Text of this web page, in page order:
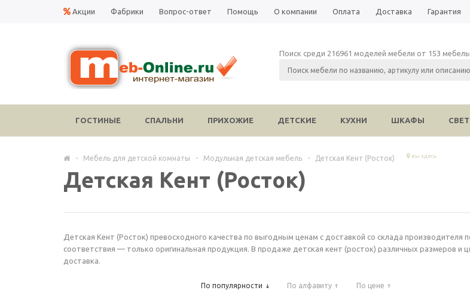
Акции Фабрики Вопрос-ответ Помощь О компании Оплата Доставка Гарантия
Поиск среди 216961 моделей мебели от 153
ГОСТИНЫЕ СПАЛЬНИ ПРИХОЖИЕ ДЕТСКИЕ КУХНИ ШКАФЫ СВЕТ
- Мебель для детской комнаты - Модульная детская мебель - Детская Кент (Росток) вы здесь
Детская Кент (Росток)
Детская Кент (Росток) превосходного качества по выгодным ценам с доставкой со склада производителя
соответствия — только оригинальная продукция. В продаже детская кент (росток) различных размеров
доставка.
По популярности По алфавиту По цене